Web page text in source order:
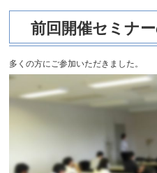
前回開催セミナ
多くの方にご参加いただきました。